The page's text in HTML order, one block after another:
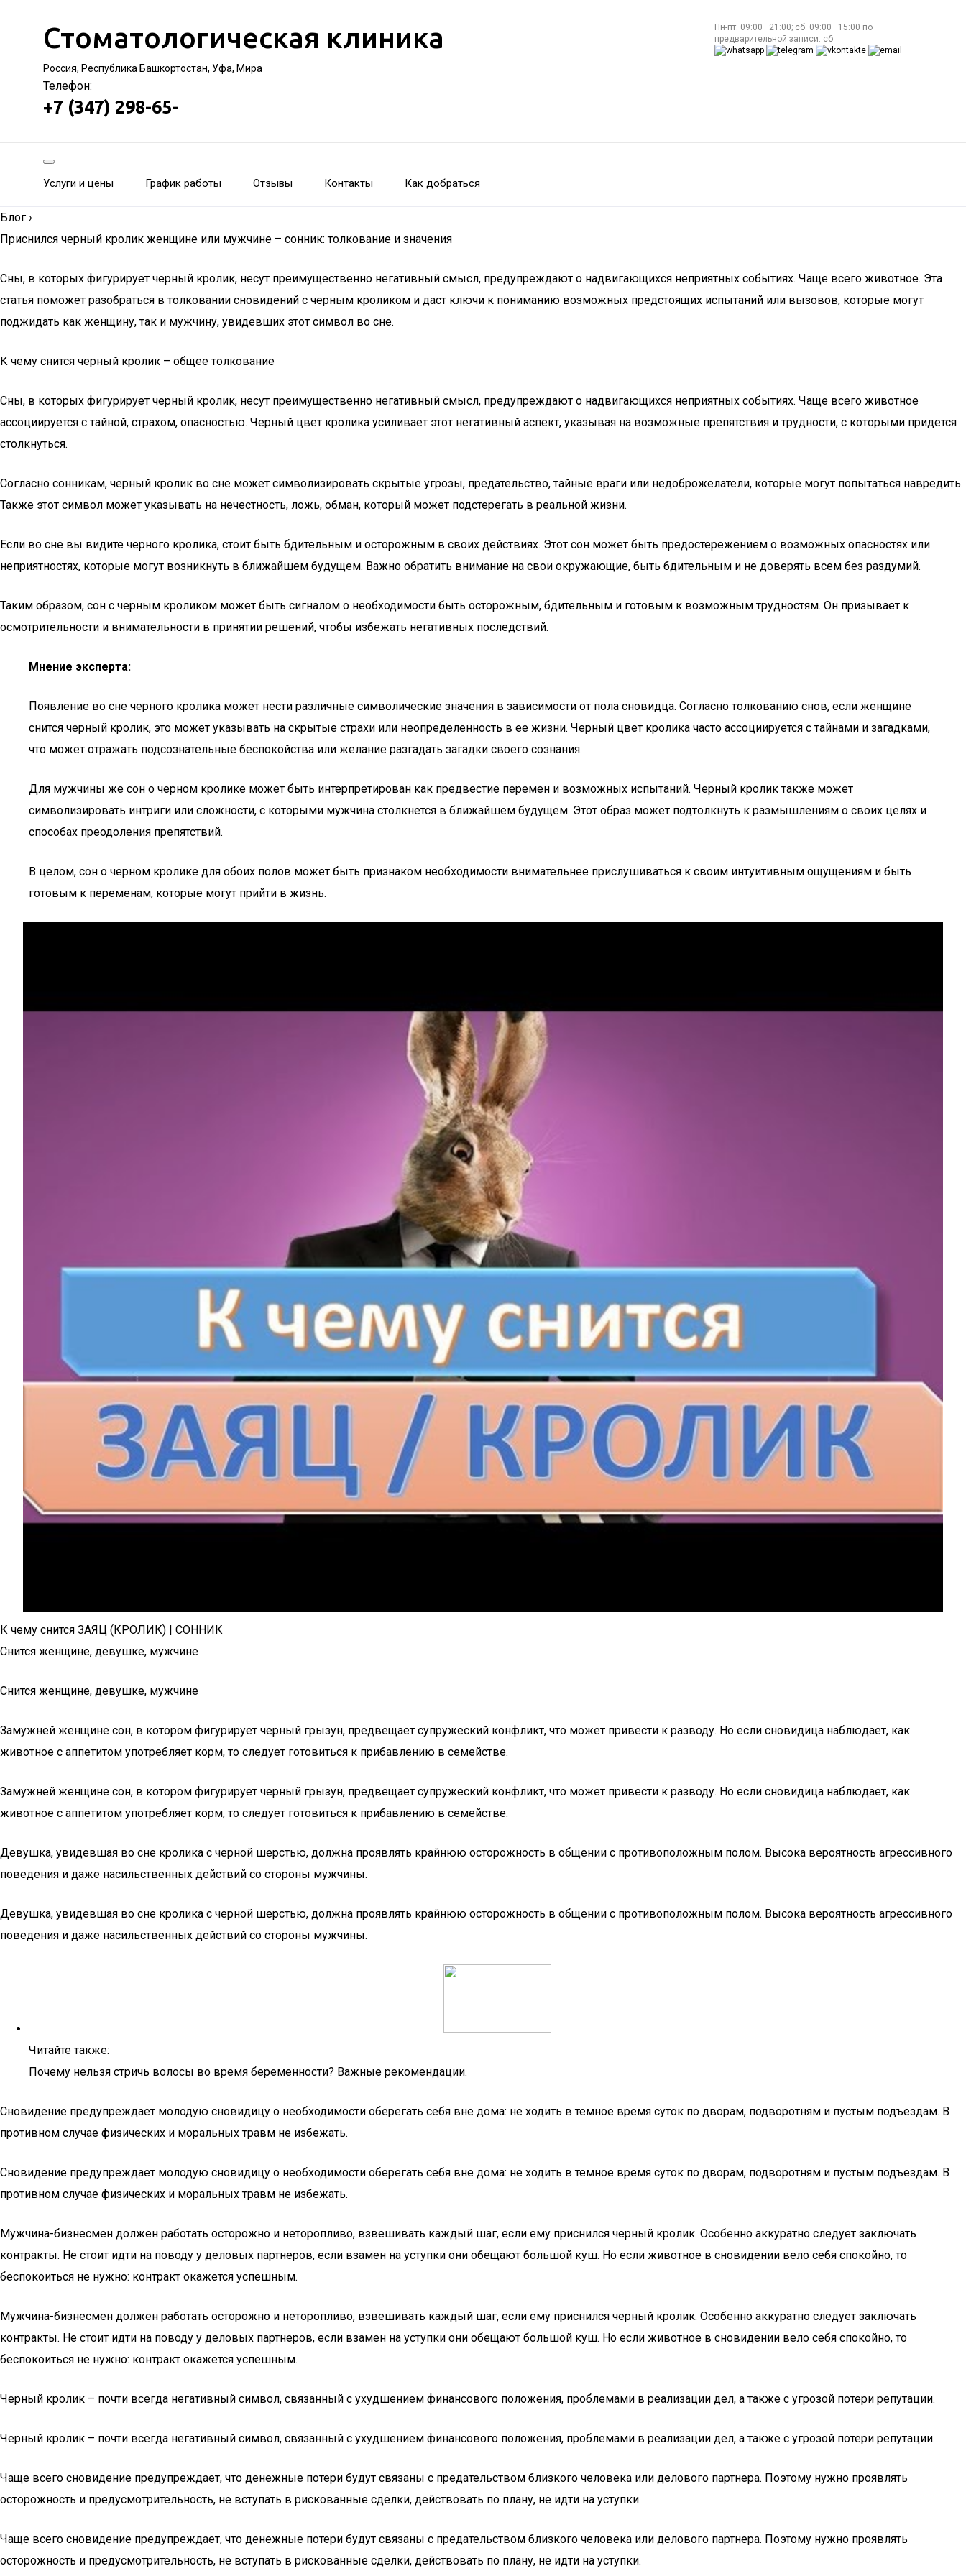
Стоматологическая клиника
Россия, Республика Башкортостан, Уфа, Мира
Телефон:
+7 (347) 298-65-
Пн-пт: 09:00—21:00; сб: 09:00—15:00 по
предварительной записи: сб
Услуги и цены График работы Отзывы Контакты Как добраться
Блог ›
Приснился черный кролик женщине или мужчине – сонник: толкование и значения
Сны, в которых фигурирует черный кролик, несут преимущественно негативный смысл, предупреждают о надвигающихся неприятных событиях. Чаще всего животное. Эта
статья поможет разобраться в толковании сновидений с черным кроликом и даст ключи к пониманию возможных предстоящих испытаний или вызовов, которые могут
поджидать как женщину, так и мужчину, увидевших этот символ во сне.
К чему снится черный кролик – общее толкование
Сны, в которых фигурирует черный кролик, несут преимущественно негативный смысл, предупреждают о надвигающихся неприятных событиях. Чаще всего животное
ассоциируется с тайной, страхом, опасностью. Черный цвет кролика усиливает этот негативный аспект, указывая на возможные препятствия и трудности, с которыми придется
столкнуться.
Согласно сонникам, черный кролик во сне может символизировать скрытые угрозы, предательство, тайные враги или недоброжелатели, которые могут попытаться навредить.
Также этот символ может указывать на нечестность, ложь, обман, который может подстерегать в реальной жизни.
Если во сне вы видите черного кролика, стоит быть бдительным и осторожным в своих действиях. Этот сон может быть предостережением о возможных опасностях или
неприятностях, которые могут возникнуть в ближайшем будущем. Важно обратить внимание на свои окружающие, быть бдительным и не доверять всем без раздумий.
Таким образом, сон с черным кроликом может быть сигналом о необходимости быть осторожным, бдительным и готовым к возможным трудностям. Он призывает к
осмотрительности и внимательности в принятии решений, чтобы избежать негативных последствий.
Мнение эксперта:
Появление во сне черного кролика может нести различные символические значения в зависимости от пола сновидца. Согласно толкованию снов, если женщине
снится черный кролик, это может указывать на скрытые страхи или неопределенность в ее жизни. Черный цвет кролика часто ассоциируется с тайнами и загадками,
что может отражать подсознательные беспокойства или желание разгадать загадки своего сознания.
Для мужчины же сон о черном кролике может быть интерпретирован как предвестие перемен и возможных испытаний. Черный кролик также может
символизировать интриги или сложности, с которыми мужчина столкнется в ближайшем будущем. Этот образ может подтолкнуть к размышлениям о своих целях и
способах преодоления препятствий.
В целом, сон о черном кролике для обоих полов может быть признаком необходимости внимательнее прислушиваться к своим интуитивным ощущениям и быть
готовым к переменам, которые могут прийти в жизнь.
К чему снится ЗАЯЦ (КРОЛИК) | СОННИК
Снится женщине, девушке, мужчине
Снится женщине, девушке, мужчине
Замужней женщине сон, в котором фигурирует черный грызун, предвещает супружеский конфликт, что может привести к разводу. Но если сновидица наблюдает, как
животное с аппетитом употребляет корм, то следует готовиться к прибавлению в семействе.
Замужней женщине сон, в котором фигурирует черный грызун, предвещает супружеский конфликт, что может привести к разводу. Но если сновидица наблюдает, как
животное с аппетитом употребляет корм, то следует готовиться к прибавлению в семействе.
Девушка, увидевшая во сне кролика с черной шерстью, должна проявлять крайнюю осторожность в общении с противоположным полом. Высока вероятность агрессивного
поведения и даже насильственных действий со стороны мужчины.
Девушка, увидевшая во сне кролика с черной шерстью, должна проявлять крайнюю осторожность в общении с противоположным полом. Высока вероятность агрессивного
поведения и даже насильственных действий со стороны мужчины.
Читайте также:
Почему нельзя стричь волосы во время беременности? Важные рекомендации.
Сновидение предупреждает молодую сновидицу о необходимости оберегать себя вне дома: не ходить в темное время суток по дворам, подворотням и пустым подъездам. В
противном случае физических и моральных травм не избежать.
Сновидение предупреждает молодую сновидицу о необходимости оберегать себя вне дома: не ходить в темное время суток по дворам, подворотням и пустым подъездам. В
противном случае физических и моральных травм не избежать.
Мужчина-бизнесмен должен работать осторожно и неторопливо, взвешивать каждый шаг, если ему приснился черный кролик. Особенно аккуратно следует заключать
контракты. Не стоит идти на поводу у деловых партнеров, если взамен на уступки они обещают большой куш. Но если животное в сновидении вело себя спокойно, то
беспокоиться не нужно: контракт окажется успешным.
Мужчина-бизнесмен должен работать осторожно и неторопливо, взвешивать каждый шаг, если ему приснился черный кролик. Особенно аккуратно следует заключать
контракты. Не стоит идти на поводу у деловых партнеров, если взамен на уступки они обещают большой куш. Но если животное в сновидении вело себя спокойно, то
беспокоиться не нужно: контракт окажется успешным.
Черный кролик – почти всегда негативный символ, связанный с ухудшением финансового положения, проблемами в реализации дел, а также с угрозой потери репутации.
Черный кролик – почти всегда негативный символ, связанный с ухудшением финансового положения, проблемами в реализации дел, а также с угрозой потери репутации.
Чаще всего сновидение предупреждает, что денежные потери будут связаны с предательством близкого человека или делового партнера. Поэтому нужно проявлять
осторожность и предусмотрительность, не вступать в рискованные сделки, действовать по плану, не идти на уступки.
Чаще всего сновидение предупреждает, что денежные потери будут связаны с предательством близкого человека или делового партнера. Поэтому нужно проявлять
осторожность и предусмотрительность, не вступать в рискованные сделки, действовать по плану, не идти на уступки.